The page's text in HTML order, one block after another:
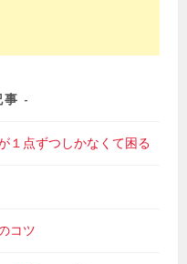
事
１点ずつしかなくて困る
コツ